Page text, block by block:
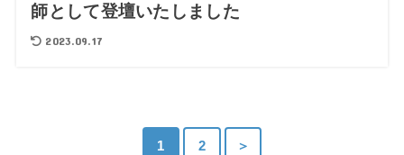
師として登壇いたしました
2023.09.17
1 2 ＞